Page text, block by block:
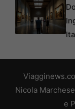
Nicola
e